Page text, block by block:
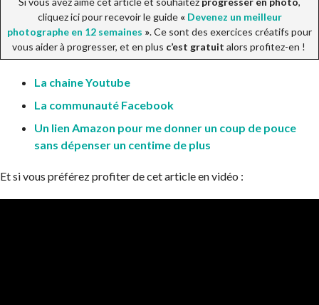
cliquez ici pour recevoir le guide « Devenez un meilleur
photographe en 12 semaines ». Ce sont des exercices créatifs pour
vous aider à progresser, et en plus c’est gratuit alors profitez-en !
La chaine Youtube
La communauté Facebook
Un lien Amazon pour me donner un coup de pouce
sans dépenser un centime de plus
Et si vous préférez profiter de cet article en vidéo :